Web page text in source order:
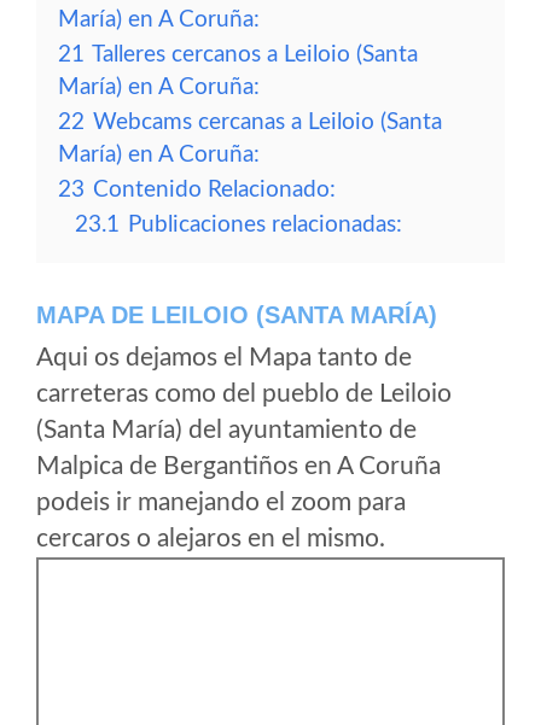
María) en A Coruña:
21 Talleres cercanos a Leiloio (Santa
María) en A Coruña:
22 Webcams cercanas a Leiloio (Santa
María) en A Coruña:
23 Contenido Relacionado:
23.1 Publicaciones relacionadas:
MAPA DE LEILOIO (SANTA MARÍA)
Aqui os dejamos el Mapa tanto de
carreteras como del pueblo de Leiloio
(Santa María) del ayuntamiento de
Malpica de Bergantiños en A Coruña
podeis ir manejando el zoom para
cercaros o alejaros en el mismo.